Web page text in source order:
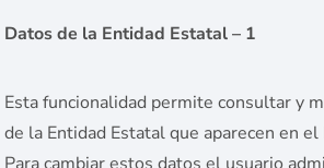
Datos de la Entidad Estatal – 1
Esta funcionalidad permite consultar y
de la Entidad Estatal que aparecen en el